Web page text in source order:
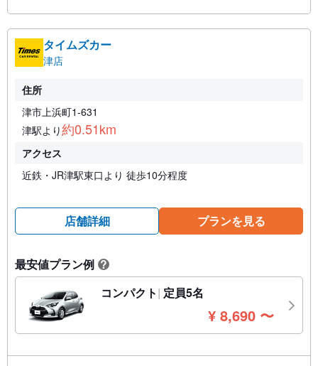
タイムズカー
津店
住所
津市上浜町1-631
津駅より約0.51km
アクセス
近鉄・JR津駅東口より 徒歩10分程度
店舗詳細 プランを見る
最安値プラン例 ?
コンパクト 定員5名
¥ 8,690 円
〜